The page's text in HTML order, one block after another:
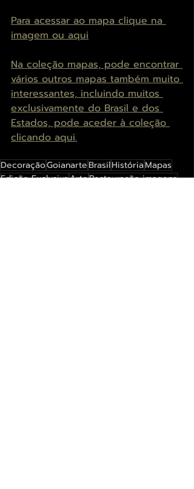
Para acessar ao mapa clique na
imagem ou aqui
Na coleção mapas, pode encontrar
vários outros mapas também muito
interessantes, incluindo muitos
exclusivamente do Brasil e dos
Estados, pode aceder à coleção
clicando aqui.
DecoraçãoGoianarteBrasilHistóriaMapas
Edição ExclusivaArteRestauração imagens